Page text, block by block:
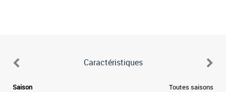
Caractéristiques
Saison Toutes saisons